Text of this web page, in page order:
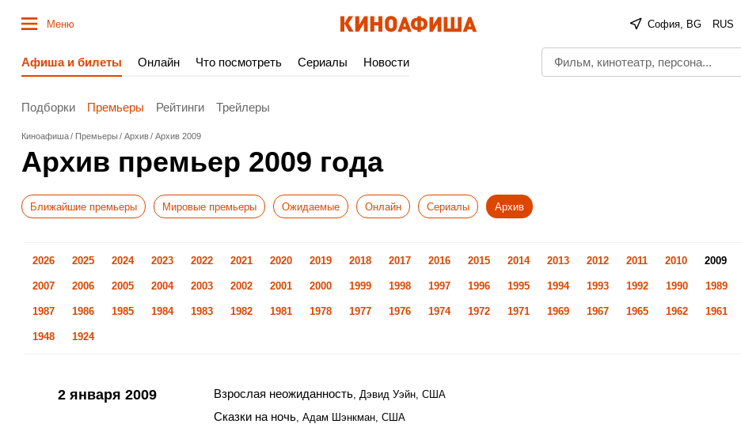
Меню София, BG RUS
Афиша и билеты Онлайн Что посмотреть Сериалы Новости
Подборки Премьеры Рейтинги Трейлеры
Киноафиша Премьеры Архив Архив 2009
Архив премьер 2009 года
Ближайшие премьеры Мировые премьеры Ожидаемые Онлайн Сериалы Архив
2026 2025 2024 2023 2022 2021 2020 2019 2018 2017 2016 2015 2014 2013 2012 2011 2010 2009
2007 2006 2005 2004 2003 2002 2001 2000 1999 1998 1997 1996 1995 1994 1993 1992 1990 1989
1987 1986 1985 1984 1983 1982 1981 1978 1977 1976 1974 1972 1971 1969 1967 1965 1962 1961
1948 1924
2 января 2009 Взрослая неожиданность, Дэвид Уэйн, США
Сказки на ночь, Адам Шэнкман, США